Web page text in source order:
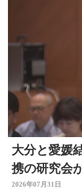
大分と愛媛
携の研究会
臣 大分
2026年07月31日